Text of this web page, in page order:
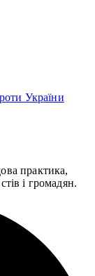
України
практика,
і громадян.